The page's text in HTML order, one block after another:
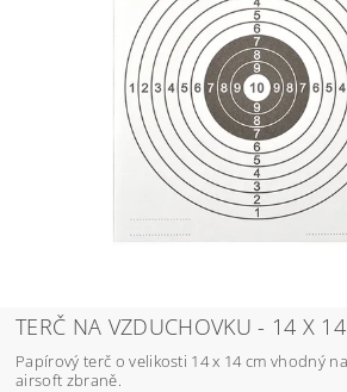
TERČ NA VZDUCHOVKU - 14 X
Papírový terč o velikosti 14 x 14 cm vhodný
airsoft zbraně.